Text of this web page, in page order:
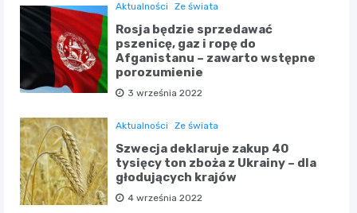
Aktualności Ze świata
Rosja będzie sprzedawać
pszenicę, gaz i ropę do
Afganistanu – zawarto wstępne
porozumienie
3 września 2022
Aktualności Ze świata
Szwecja deklaruje zakup 40
tysięcy ton zboża z Ukrainy – dla
głodujących krajów
4 września 2022